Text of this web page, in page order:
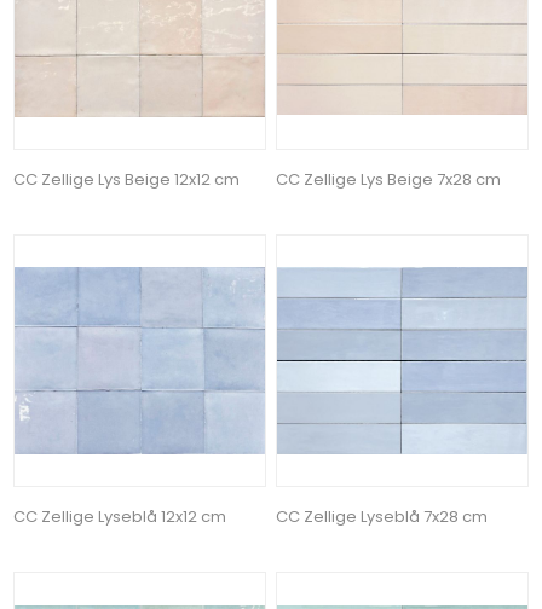
CC Zellige Lys Beige 12x12 cm CC Zellige Lys Beige 7x28 cm
CC Zellige Lyseblå 12x12 cm CC Zellige Lyseblå 7x28 cm